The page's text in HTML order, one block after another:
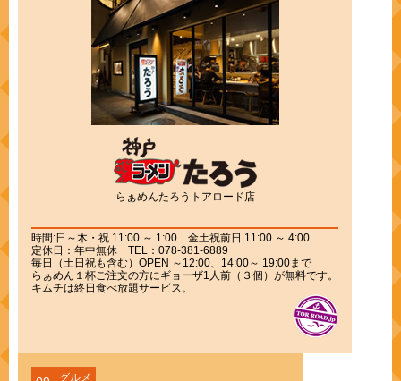
らぁめんたろうトアロード店
時間:日～木・祝 11:00 ～ 1:00 金土祝前日 11:00 ～ 4:00
定休日：年中無休 TEL：078-381-6889
毎日（土日祝も含む）OPEN ～12:00、14:00～ 19:00まで
らぁめん１杯ご注文の方にギョーザ1人前（３個）が無料です。
キムチは終日食べ放題サービス。
グルメ